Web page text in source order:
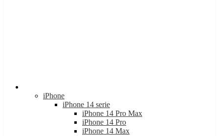
iPhone
iPhone 14 serie
iPhone 14 Pro Max
iPhone 14 Pro
iPhone 14 Max